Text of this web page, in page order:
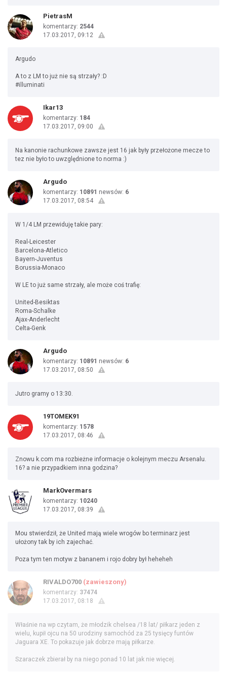
PietrasM
komentarzy: 2544
17.03.2017, 09:12
Argudo
A to z LM to już nie są strzały? :D
#illuminati
Ikar13
komentarzy: 184
17.03.2017, 09:00
Na kanonie rachunkowe zawsze jest 16 jak były przełożone mecze to
tez nie było to uwzględnione to norma :)
Argudo
komentarzy: 10891 newsów: 6
17.03.2017, 08:54
W 1/4 LM przewiduję takie pary:
Real-Leicester
Barcelona-Atletico
Bayern-Juventus
Borussia-Monaco
W LE to już same strzały, ale może coś trafię:
United-Besiktas
Roma-Schalke
Ajax-Anderlecht
Celta-Genk
Argudo
komentarzy: 10891 newsów: 6
17.03.2017, 08:50
Jutro gramy o 13:30.
19TOMEK91
komentarzy: 1578
17.03.2017, 08:46
Znowu k.com ma rozbieżne informacje o kolejnym meczu Arsenalu.
16? a nie przypadkiem inna godzina?
MarkOvermars
komentarzy: 10240
17.03.2017, 08:39
Mou stwierdził, że United mają wiele wrogów bo terminarz jest
ułożony tak by ich zajechać.
Poza tym ten motyw z bananem i rojo dobry był heheheh
RIVALDO700 (zawieszony)
komentarzy: 37474
17.03.2017, 08:18
Właśnie na wp czytam, że młodzik chelsea /18 lat/ piłkarz jeden z
wielu, kupił ojcu na 50 urodziny samochód za 25 tysięcy funtów
Jaguara XE. To pokazuje jak dobrze mają piłkarze.
Szaraczek zbierał by na niego ponad 10 lat jak nie więcej.